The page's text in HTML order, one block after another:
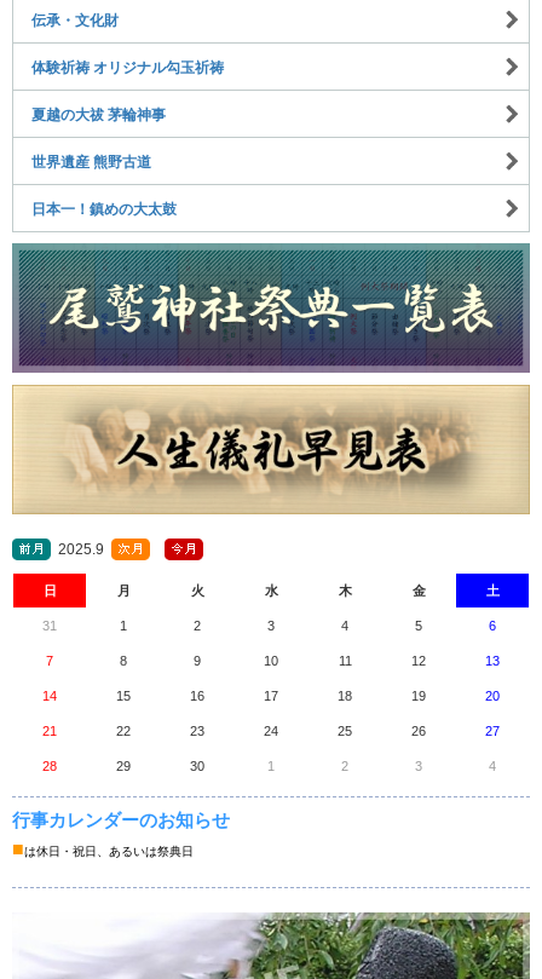
伝承・文化財
体験祈祷 オリジナル勾玉祈祷
夏越の大祓 茅輪神事
世界遺産 熊野古道
日本一！鎮めの大太鼓
2025.9
日 月 火 水 木 金 土
31 1 2 3 4 5 6
7 8 9 10 11 12 13
14 15 16 17 18 19 20
21 22 23 24 25 26 27
28 29 30 1 2 3 4
行事カレンダーのお知らせ
■は休日・祝日、あるいは祭典日